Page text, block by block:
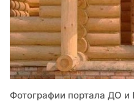
Фотографии портала ДО